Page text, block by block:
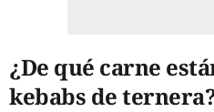
¿De qué carne
kebabs de